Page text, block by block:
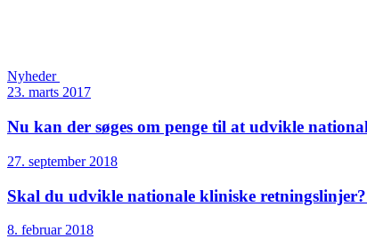
Nyheder
23. marts 2017
Nu kan der søges om penge til at udvikle
27. september 2018
Skal du udvikle nationale kliniske
8. februar 2018